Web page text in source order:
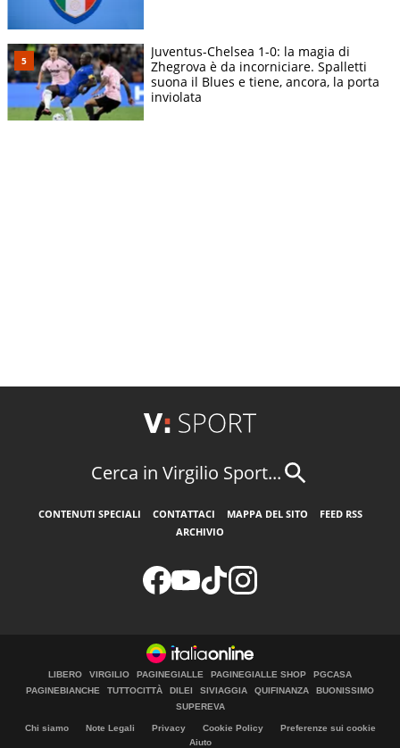
Juventus-Chelsea 1-0: la magia di
Zhegrova è da incorniciare. Spalletti
suona il Blues e tiene, ancora, la porta
inviolata
Cerca in Virgilio Sport...
CONTENUTI SPECIALI CONTATTACI MAPPA DEL SITO
FEED RSS
ARCHIVIO
LIBERO VIRGILIO PAGINEGIALLE PAGINEGIALLE SHOP
PGCASA
PAGINEBIANCHE
TUTTOCITTÀ DILEI SIVIAGGIA QUIFINANZA
BUONISSIMO
SUPEREVA
Chi siamo Note Legali Privacy Cookie Policy
Preferenze sui cookie
Aiuto